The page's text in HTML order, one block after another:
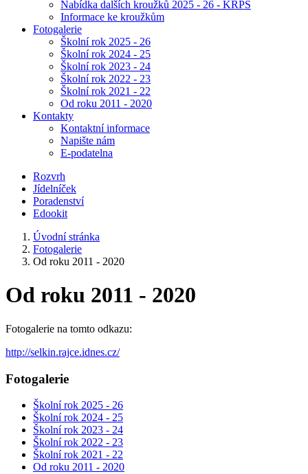
Nabídka dalších kroužků 2025 - 26 - KRPŠ
Informace ke kroužkům
Fotogalerie
Školní rok 2025 - 26
Školní rok 2024 - 25
Školní rok 2023 - 24
Školní rok 2022 - 23
Školní rok 2021 - 22
Od roku 2011 - 2020
Kontakty
Kontaktní informace
Napište nám
E-podatelna
Rozvrh
Jídelníček
Poradenství
Edookit
Úvodní stránka
Fotogalerie
Od roku 2011 - 2020
Od roku 2011 - 2020
Fotogalerie na tomto odkazu:
http://selkin.rajce.idnes.cz/
Fotogalerie
Školní rok 2025 - 26
Školní rok 2024 - 25
Školní rok 2023 - 24
Školní rok 2022 - 23
Školní rok 2021 - 22
Od roku 2011 - 2020